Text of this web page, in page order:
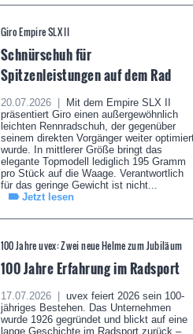
Giro Empire SLX II
Schnürschuh für
Spitzenleistungen auf dem Rad
20.07.2026 |
Mit dem Empire SLX II
präsentiert Giro einen außergewöhnlich
leichten Rennradschuh, der gegenüber
seinem direkten Vorgänger weiter
wurde. In mittlerer Größe bringt das
elegante Topmodell lediglich 195 Gramm
pro Stück auf die Waage. Verantwortlich
für das geringe Gewicht ist nicht...
Jetzt lesen
100 Jahre uvex: Zwei neue Helme zum Jubiläum
100 Jahre Erfahrung im Radsport
17.07.2026 |
uvex feiert 2026 sein 100-
jähriges Bestehen. Das Unternehmen
wurde 1926 gegründet und blickt auf eine
lange Geschichte im Radsport zurück –